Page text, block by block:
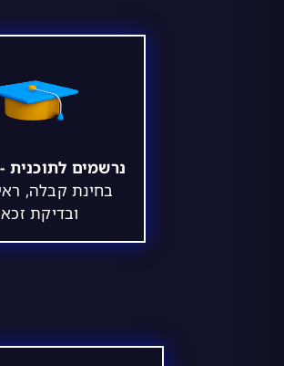
נרשמים לתוכנית
בחינת קבלה,
ובדיקת